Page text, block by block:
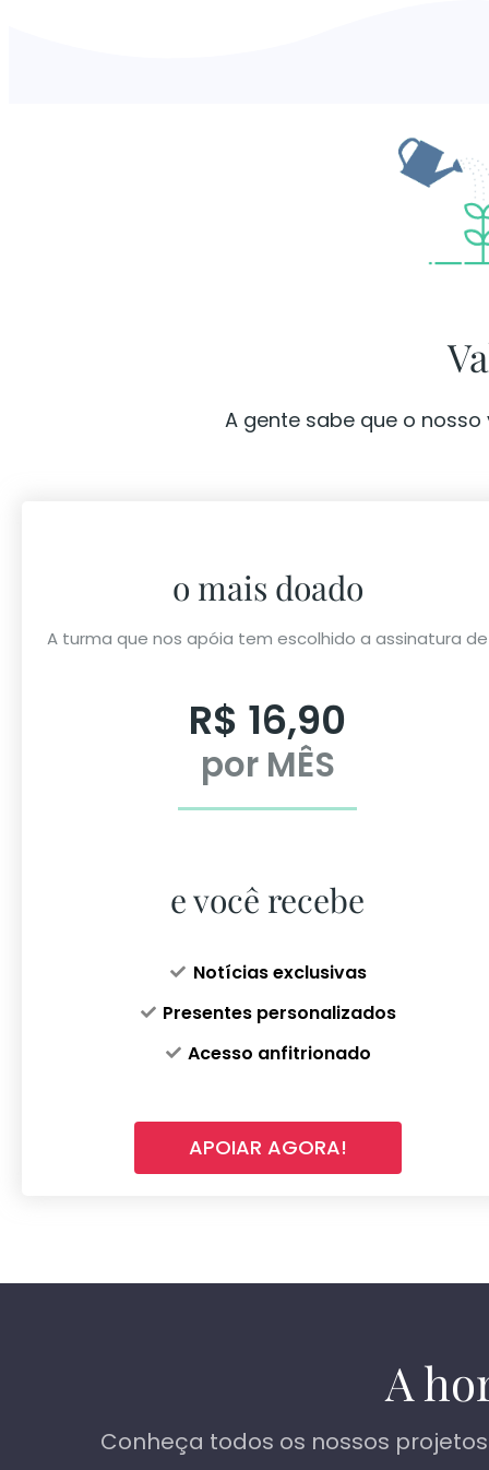
A gente sabe que o
o mais doado
A turma que nos apóia tem escolhido a assinatura de
R$ 16,90
por MÊS
e você recebe
Notícias exclusivas
Presentes personalizados
Acesso anfitrionado
APOIAR AGORA!
A
Conheça todos os nossos